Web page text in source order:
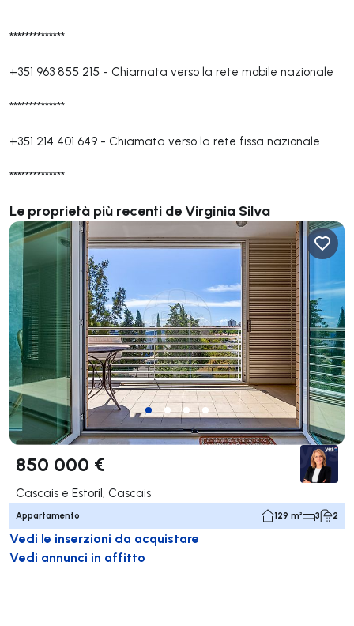
**************
+351 963 855 215 - Chiamata verso la rete mobile nazionale
**************
+351 214 401 649 - Chiamata verso la rete fissa nazionale
**************
Le proprietà più recenti de Virginia Silva
850 000 €
Cascais e Estoril, Cascais
Appartamento 129 m² 3 2
Vedi le inserzioni da acquistare
Vedi annunci in affitto